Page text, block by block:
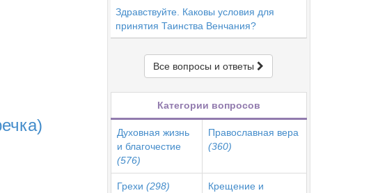
Здравствуйте. Каковы условия для
принятия Таинства Венчания?
Все вопросы и ответы
Категории вопросов
Духовная жизнь
и благочестие
(576)
Православная вера
(360)
Грехи (298)
Крещение и